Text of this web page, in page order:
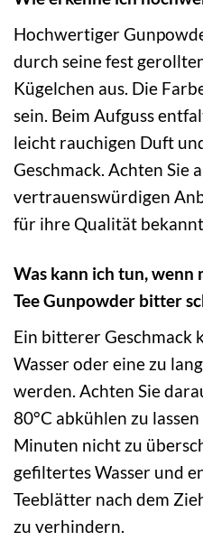
Hochwertiger
durch seine fest
Kügelchen aus. Die
sein. Beim Aufguss
leicht rauchigen Duft
Geschmack. Achten Sie
vertrauenswürdigen
für ihre Qualität
Was kann ich tun,
Tee Gunpowder bitter
Ein bitterer Geschmack
Wasser oder eine zu
werden. Achten Sie
80°C abkühlen zu
Minuten nicht zu
gefiltertes Wasser und
Teeblätter nach dem
zu verhindern.